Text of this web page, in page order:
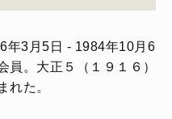
年3月5日 - 1984年10月6
員。大正５（１９１６）
れた。